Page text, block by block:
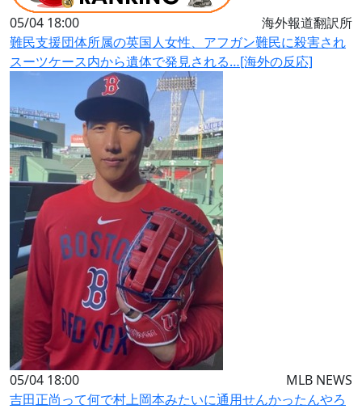
05/04 18:00
海外報道翻訳所
難民支援団体所属の英国人女性、アフガン難民に殺害され
スーツケース内から遺体で発見される…[海外の反応]
05/04 18:00
MLB NEWS
吉田正尚って何で村上岡本みたいに通用せんかったんやろ